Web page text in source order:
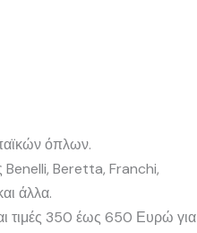
όπλων.
Benelli, Beretta, Franchi,
άλλα.
τιμές 350 έως 650 Ευρώ για